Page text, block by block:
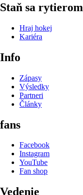
Staň sa rytierom
Hraj hokej
Kariéra
Info
Zápasy
Výsledky
Partneri
Články
fans
Facebook
Instagram
YouTube
Fan shop
Vedenie